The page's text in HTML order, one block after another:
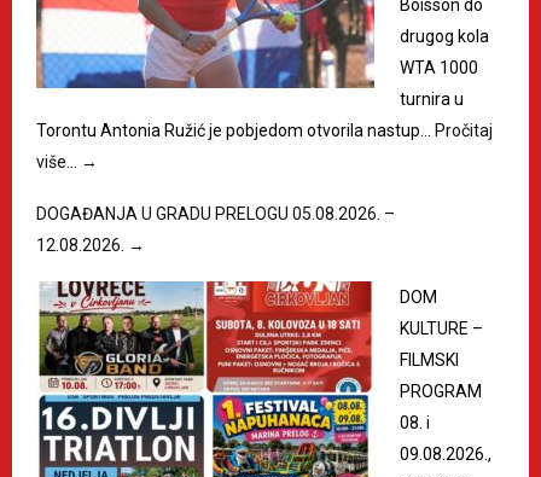
Boisson do
drugog kola
WTA 1000
turnira u
Torontu Antonia Ružić je pobjedom otvorila nastup…
Pročitaj
više…
→
DOGAĐANJA U GRADU PRELOGU 05.08.2026. –
12.08.2026. →
DOM
KULTURE –
FILMSKI
PROGRAM
08. i
09.08.2026.,